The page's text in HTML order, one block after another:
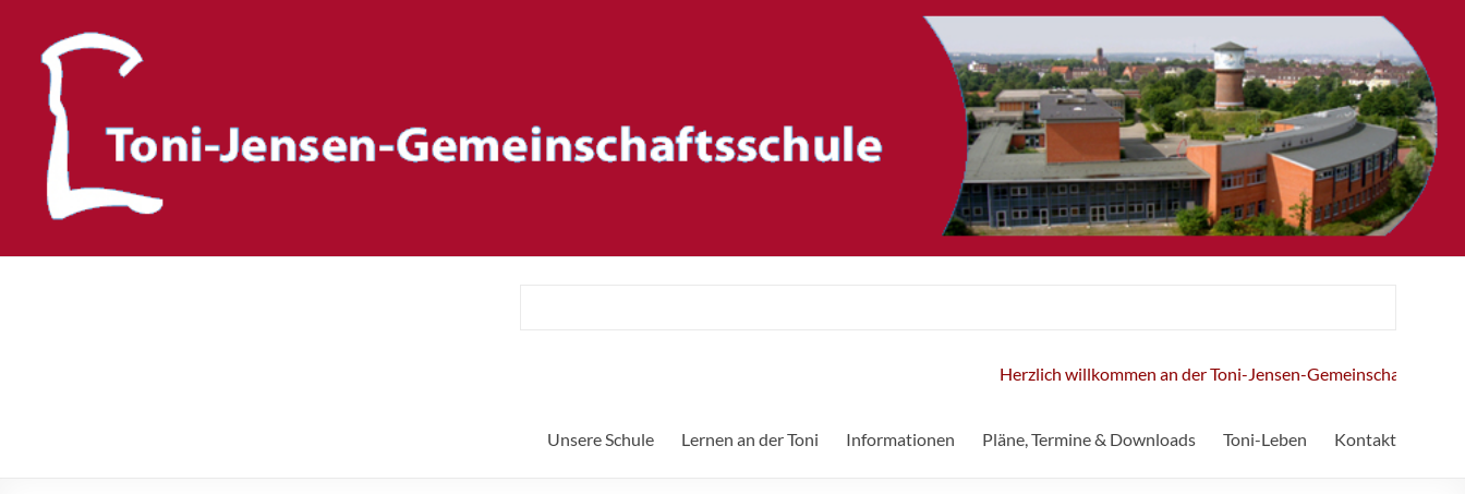
Herzlich willkommen an der Toni-Jensen-Gemeinschaftsschule!
Unsere Schule Lernen an der Toni Informationen Pläne, Termine & Downloads Toni-Leben Kontakt